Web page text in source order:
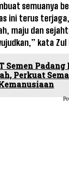
semuanya
ini terus
maju dan
kata
Semen
Perkuat